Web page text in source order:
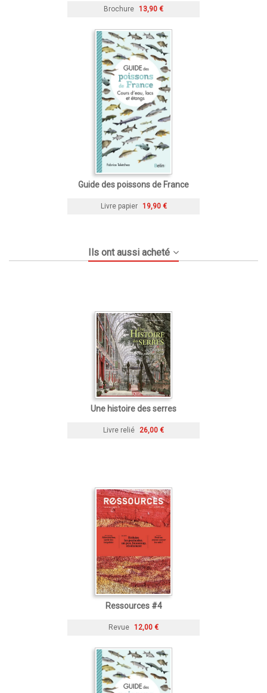
Brochure 13,90 €
Guide des poissons de France
Livre papier 19,90 €
Ils ont aussi acheté
Une histoire des serres
Livre relié 26,00 €
Ressources #4
Revue 12,00 €